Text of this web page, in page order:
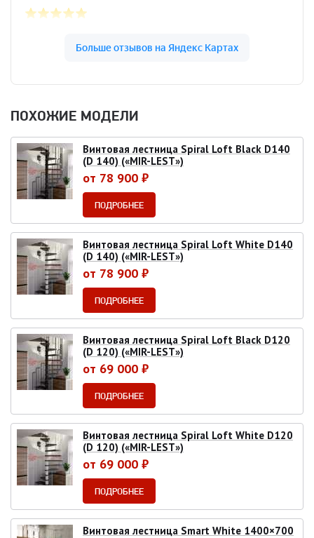
ПОХОЖИЕ МОДЕЛИ
Винтовая лестница Spiral Loft Black D140
(D 140) («MIR-LEST»)
от 78 900 ₽
ПОДРОБНЕЕ
Винтовая лестница Spiral Loft White D140
(D 140) («MIR-LEST»)
от 78 900 ₽
ПОДРОБНЕЕ
Винтовая лестница Spiral Loft Black D120
(D 120) («MIR-LEST»)
от 69 000 ₽
ПОДРОБНЕЕ
Винтовая лестница Spiral Loft White D120
(D 120) («MIR-LEST»)
от 69 000 ₽
ПОДРОБНЕЕ
Винтовая лестница Smart White 1400×700